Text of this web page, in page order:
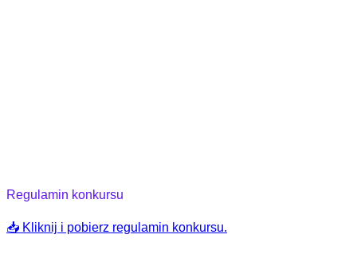
Regulamin konkursu
📥 Kliknij i pobierz regulamin konkursu.